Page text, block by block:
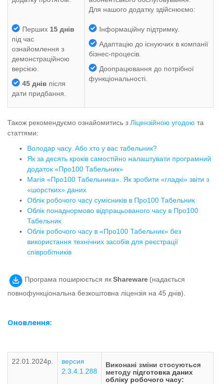
Перших 15 днів
під час
ознайомлення з
демонстраційною
версією.
45 днів після
дати придбання.
Для нашого додатку здійснюємо:
Інформаційну підтримку.
Адаптацію до існуючих в компанії
бізнес-процесів.
Доопрацювання до потрібної
функціональності.
Також рекомендуємо ознайомитись з Ліцензійною угодою та
статтями:
Володар часу. Або хто у вас табельник?
Як за десять кроків самостійно налаштувати програмний
додаток «Про100 Табельник»
Магія «Про100 Табельника». Як зробити «гладкі» звіти з
«шорстких» даних
Облік робочого часу сумісників в Про100 Табельник
Облік понаднормово відпрацьованого часу в Про100
Табельник
Облік робочого часу в «Про100 Табельник» без
використання технічних засобів для реєстрації
співробітників
Програма поширюється якShareware (надається
повнофункціональна безкоштовна ліцензія на 45 днів)
Оновлення:
22.01.2024р.
версия
2.3.4.1.288
Виконані зміни стосуються
методу підготовка даних
обліку робочого часу: